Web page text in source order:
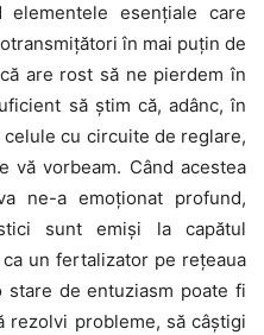
esențiale care
în mai puțin de
are rost să ne pierdem în
să știm că, adânc, în
cu circuite de reglare,
vă vorbeam. Când acestea
ne-a emoționat profund,
sunt emiși la capătul
un fertalizator pe rețeaua
stare de entuziasm poate fi
rezolvi probleme, să câștigi